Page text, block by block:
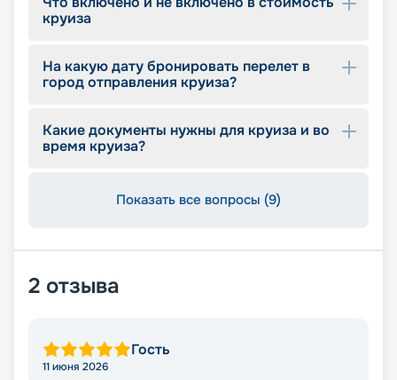
круизов на 2026 - 2027 г., характеристики
Опытные специалисты с удовольствием
проконсультируют вас, помогут с оформлением
оказывать информационную поддержку на
протяжении круиза. Бронируйте путевки и
отправляйтесь в сказочное путешествие на
круиза
На какую дату бронировать перелет в
город отправления круиза?
Какие документы нужны для круиза и во
время круиза?
Показать все вопросы (9)
2 отзыва
Гость
11 июня 2026